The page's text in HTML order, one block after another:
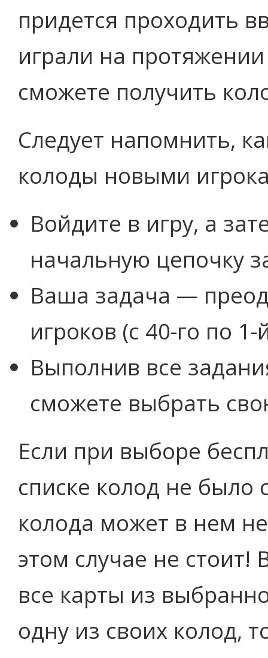
придется проходить
играли на
сможете получить
Следует напомнить,
колоды новыми
Войдите в игру, а
начальную цепочку
Ваша задача —
игроков (с 40-го по 1-
Выполнив все
сможете выбрать
Если при выборе
списке колод не было
колода может в нем
этом случае не
все карты из
одну из своих колод,